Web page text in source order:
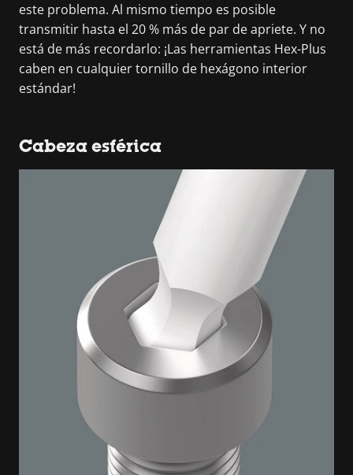
este problema. Al mismo tiempo es posible
transmitir hasta el 20 % más de par de apriete. Y no
está de más recordarlo: ¡Las herramientas Hex-Plus
caben en cualquier tornillo de hexágono interior
estándar!
Cabeza esférica